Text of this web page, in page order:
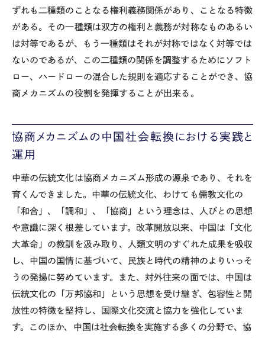
ずれも二種類のことなる権利義務関係があり、ことなる特徴
がある。その一種類は双方の権利と義務が対称なものあるい
は対等であるが、もう一種類はそれが対称ではなく対等では
ないのであるが、この二種類の関係を調整するためにソフト
ロー、ハードローの混合した規則を適応することができ、協
商メカニズムの役割を発揮することが出来る。
協商メカニズムの中国社会転換における実践と
運用
中華の伝統文化は協商メカニズム形成の源泉であり、それを
育くんできました。中華の伝統文化、わけても儒教文化の
「和合」、「調和」、「協商」という理念は、人びとの思想
や意識に深く根差しています。改革開放以来、中国は「文化
大革命」の教訓を汲み取り、人類文明のすぐれた成果を吸収
し、中国の国情に基づいて、民族と時代の精神のよりいっそ
うの発揚に努めています。また、対外往来の面では、中国は
伝統文化の「万邦協和」という思想を受け継ぎ、包容性と開
放性の特徴を堅持し、国際文化交流と協力を強化していま
す。このほか、中国は社会転換を実施する多くの分野で、協